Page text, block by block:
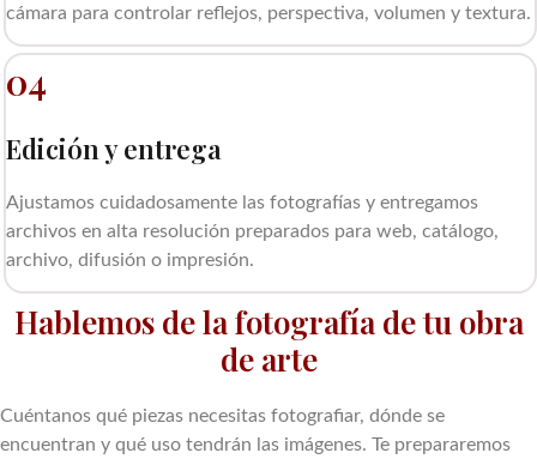
cámara para controlar reflejos, perspectiva, volumen y textura.
04
Edición y entrega
Ajustamos cuidadosamente las fotografías y entregamos
archivos en alta resolución preparados para web, catálogo,
archivo, difusión o impresión.
Hablemos de la fotografía de tu obra
de arte
Cuéntanos qué piezas necesitas fotografiar, dónde se
encuentran y qué uso tendrán las imágenes. Te prepararemos